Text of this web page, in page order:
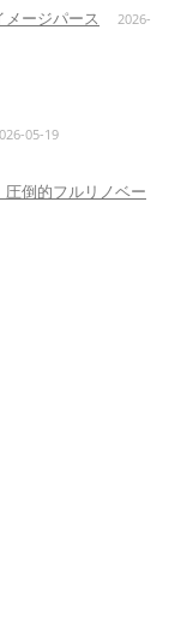
メージパース
2026-
05-19
倒的フルリノベー